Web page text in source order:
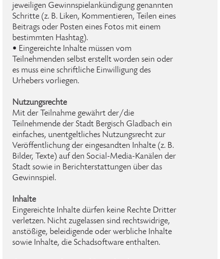
jeweiligen Gewinnspielankündigung genannten
Schritte (z. B. Liken, Kommentieren, Teilen eines
Beitrags oder Posten eines Fotos mit einem
bestimmten Hashtag).
• Eingereichte Inhalte müssen vom
Teilnehmenden selbst erstellt worden sein oder
es muss eine schriftliche Einwilligung des
Urhebers vorliegen.
Nutzungsrechte
Mit der Teilnahme gewährt der/die
Teilnehmende der Stadt Bergisch Gladbach ein
einfaches, unentgeltliches Nutzungsrecht zur
Veröffentlichung der eingesandten Inhalte (z. B.
Bilder, Texte) auf den Social-Media-Kanälen der
Stadt sowie in Berichterstattungen über das
Gewinnspiel.
Inhalte
Eingereichte Inhalte dürfen keine Rechte Dritter
verletzen. Nicht zugelassen sind rechtswidrige,
anstößige, beleidigende oder werbliche Inhalte
sowie Inhalte, die Schadsoftware enthalten.